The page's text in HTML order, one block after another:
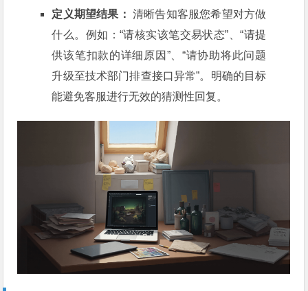
定义期望结果： 清晰告知客服您希望对方做
什么。例如：“请核实该笔交易状态”、“请提
供该笔扣款的详细原因”、“请协助将此问题
升级至技术部门排查接口异常”。明确的目标
能避免客服进行无效的猜测性回复。